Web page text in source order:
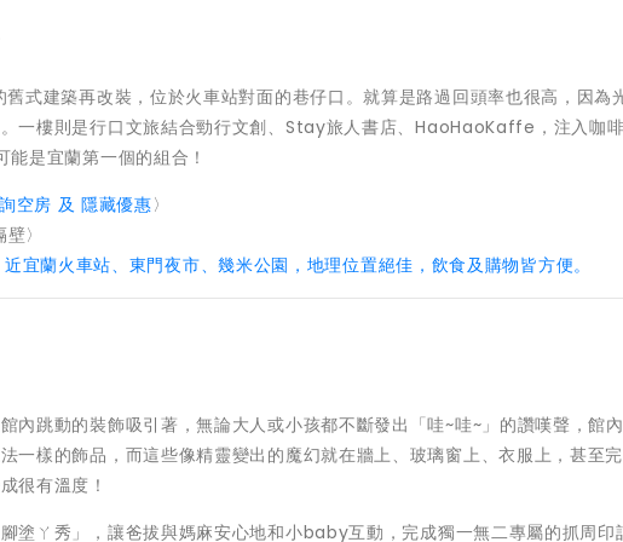
式建築再改裝，位於火車站對面的巷仔口。就算是路過回頭率也很高，因為
一樓則是行口文旅結合勁行文創、Stay旅人書店、HaoHaoKaffe，注入咖
是宜蘭第一個的組合！
空房 及 隱藏優惠〉
〉
蘭火車站、東門夜市、幾米公園，地理位置絕佳，飲食及購物皆方便。
內跳動的裝飾吸引著，無論大人或小孩都不斷發出「哇~哇~」的讚嘆聲，館
一樣的飾品，而這些像精靈變出的魔幻就在牆上、玻璃窗上、衣服上，甚至
很有溫度！
塗ㄚ秀」，讓爸拔與媽麻安心地和小baby互動，完成獨一無二專屬的抓周印